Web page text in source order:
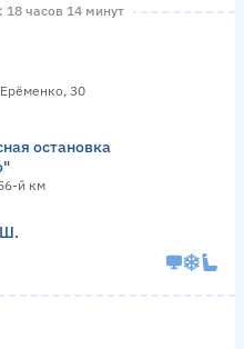
часов 14 минут
30
остановка
й км